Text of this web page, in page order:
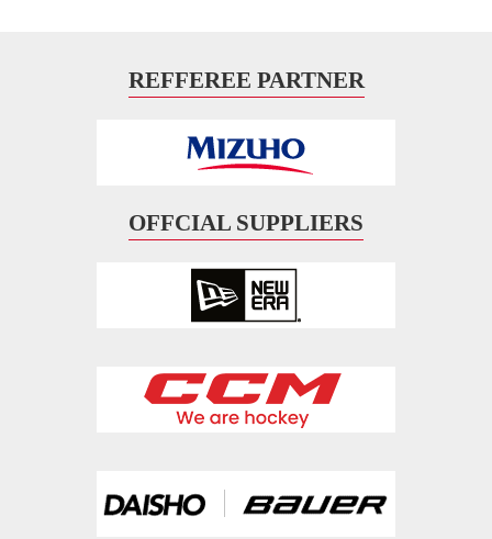
REFFEREE PARTNER
OFFCIAL SUPPLIERS